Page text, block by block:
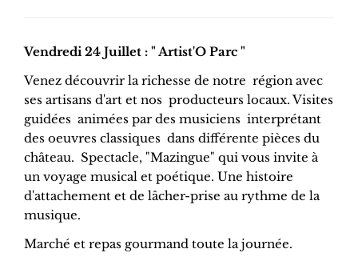
Vendredi 24 Juillet : " Artist'O Parc "
Venez découvrir la richesse de notre région avec
ses artisans d'art et nos producteurs locaux. Visites
guidées animées par des musiciens interprétant
des oeuvres classiques dans différente pièces du
château. Spectacle, "Mazingue" qui vous invite à
un voyage musical et poétique. Une histoire
d'attachement et de lâcher-prise au rythme de la
musique.
Marché et repas gourmand toute la journée.